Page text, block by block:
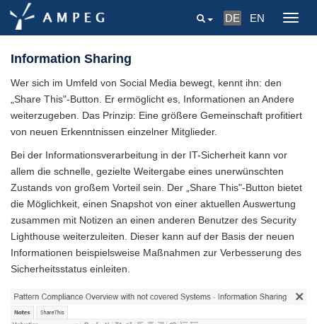
DE EN
Information Sharing
Wer sich im Umfeld von Social Media bewegt, kennt ihn: den
„Share This"-Button. Er ermöglicht es, Informationen an Andere
weiterzugeben. Das Prinzip: Eine größere Gemeinschaft profitiert
von neuen Erkenntnissen einzelner Mitglieder.
Bei der Informationsverarbeitung in der IT-Sicherheit kann vor
allem die schnelle, gezielte Weitergabe eines unerwünschten
Zustands von großem Vorteil sein. Der „Share This"-Button bietet
die Möglichkeit, einen Snapshot von einer aktuellen Auswertung
zusammen mit Notizen an einen anderen Benutzer des Security
Lighthouse weiterzuleiten. Dieser kann auf der Basis der neuen
Informationen beispielsweise Maßnahmen zur Verbesserung des
Sicherheitsstatus einleiten.